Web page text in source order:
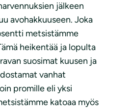
jälkeen
avohakkuuseen. Joka
metsistämme
heikentää ja lopulta
suosimat kuusen ja
vanhat
promille eli yksi
katoaa myös